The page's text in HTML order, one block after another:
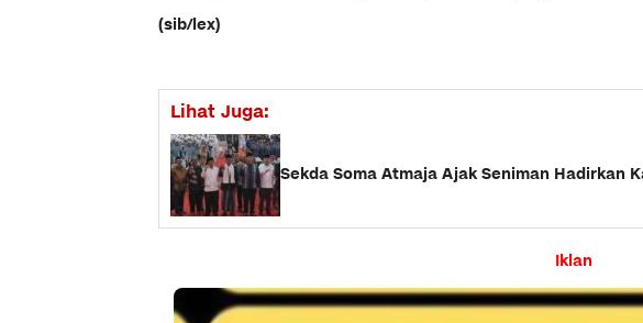
(sib/lex)
Lihat Juga:
Sekda Soma Atmaja Ajak Seniman Hadirkan
Iklan